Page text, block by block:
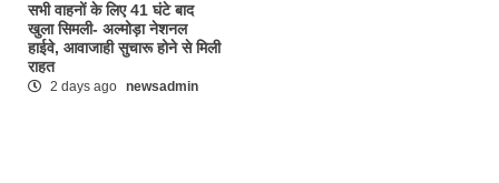
सभी वाहनों के लिए 41 घंटे बाद
खुला सिमली- अल्मोड़ा नेशनल
हाईवे, आवाजाही सुचारू होने से मिली
राहत
2 days ago newsadmin